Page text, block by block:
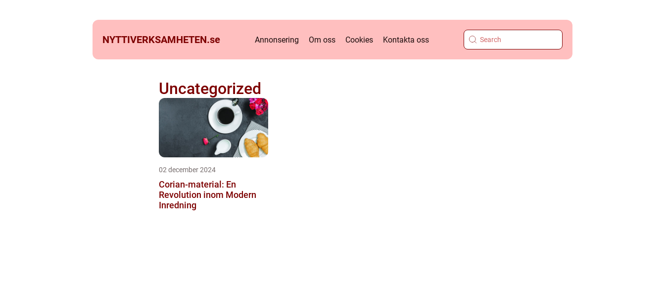
NYTTIVERKSAMHETEN.se Annonsering Om oss Cookies Kontakta oss
Uncategorized
02 december 2024
Corian-material: En
Revolution inom Modern
Inredning